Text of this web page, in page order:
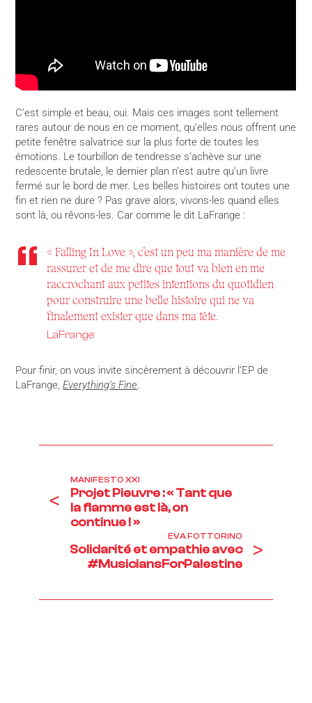
C’est simple et beau, oui. Mais ces images sont tellement
rares autour de nous en ce moment, qu’elles nous offrent une
petite fenêtre salvatrice sur la plus forte de toutes les
émotions. Le tourbillon de tendresse s’achève sur une
redescente brutale, le dernier plan n’est autre qu’un livre
fermé sur le bord de mer. Les belles histoires ont toutes une
fin et rien ne dure ? Pas grave alors, vivons-les quand elles
sont là, ou rêvons-les. Car comme le dit LaFrange :
« Falling In Love », c’est un peu ma manière de me
rassurer et de me dire que tout va bien en me
raccrochant aux petites intentions du quotidien
pour construire une belle histoire qui ne va
finalement exister que dans ma tête.
LaFrange
Pour finir, on vous invite sincèrement à découvrir l’EP de
LaFrange,Everything’s Fine.
<
MANIFESTO XXI
Projet Pieuvre : « Tant que
la flamme est là, on
continue ! »
EVA FOTTORINO
Solidarité et empathie avec
#MusiciansForPalestine
>